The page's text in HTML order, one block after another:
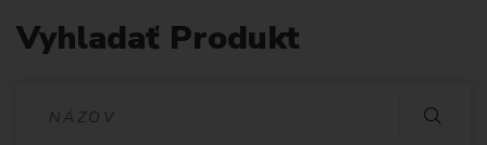
Vyhladať Produkt